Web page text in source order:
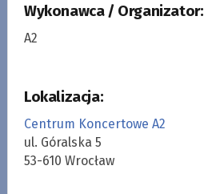
Wykonawca / Organizator:
A2
Lokalizacja:
Centrum Koncertowe A2
ul. Góralska 5
53-610 Wrocław